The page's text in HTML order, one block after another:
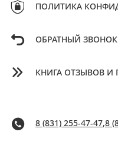
ПОЛИТИКА
ОБРАТНЫЙ ЗВОНОК
КНИГА ОТЗЫВОВ И
8 (831) 255-47-47,8